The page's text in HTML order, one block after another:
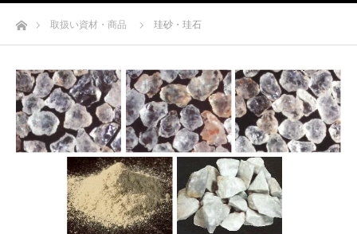
ホーム取扱い資材・商品 珪砂・珪石